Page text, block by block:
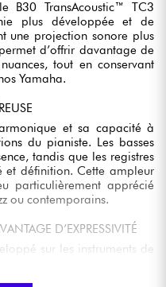
B30 TransAcoustic™ TC3
plus développée et de
une projection sonore plus
d’offrir davantage de
tout en conservant
Yamaha.
et sa capacité à
du pianiste. Les basses
tandis que les registres
et définition. Cette ampleur
particulièrement apprécié
ou contemporains.
D’EXPRESSIVITÉ
sur les instruments de